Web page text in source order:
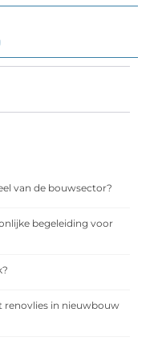
van de bouwsector?
begeleiding voor
renovlies in nieuwbouw